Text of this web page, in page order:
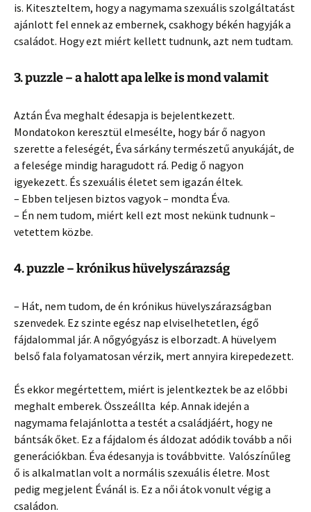
is. Kiteszteltem, hogy a nagymama szexuális szolgáltatást
ajánlott fel ennek az embernek, csakhogy békén hagyják a
családot. Hogy ezt miért kellett tudnunk, azt nem tudtam.
3. puzzle – a halott apa lelke is mond valamit
Aztán Éva meghalt édesapja is bejelentkezett.
Mondatokon keresztül elmesélte, hogy bár ő nagyon
szerette a feleségét, Éva sárkány természetű anyukáját, de
a felesége mindig haragudott rá. Pedig ő nagyon
igyekezett. És szexuális életet sem igazán éltek.
– Ebben teljesen biztos vagyok – mondta Éva.
– Én nem tudom, miért kell ezt most nekünk tudnunk –
vetettem közbe.
4. puzzle – krónikus hüvelyszárazság
– Hát, nem tudom, de én krónikus hüvelyszárazságban
szenvedek. Ez szinte egész nap elviselhetetlen, égő
fájdalommal jár. A nőgyógyász is elborzadt. A hüvelyem
belső fala folyamatosan vérzik, mert annyira kirepedezett.
És ekkor megértettem, miért is jelentkeztek be az előbbi
meghalt emberek. Összeállta kép. Annak idején a
nagymama felajánlotta a testét a családjáért, hogy ne
bántsák őket. Ez a fájdalom és áldozat adódik tovább a női
generációkban. Éva édesanyja is továbbvitte. Valószínűleg
ő is alkalmatlan volt a normális szexuális életre. Most
pedig megjelent Évánál is. Ez a női átok vonult végig a
családon.